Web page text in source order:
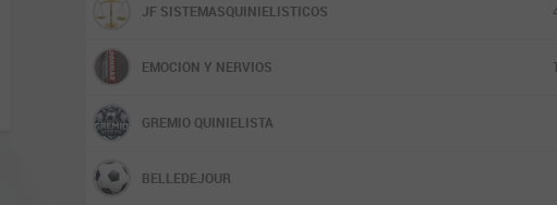
PREMIOS DE 14
APUESTAS GASTADAS POR PREMIO
COBRADO EN PREMIOS DE 10 (%)
JF SISTEMASQUINIELISTICOS
EMOCION Y NERVIOS
GREMIO QUINIELISTA
BELLEDEJOUR